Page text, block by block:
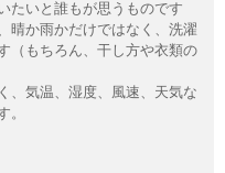
たいと誰もが思うものです
晴か雨かだけではなく、洗濯
（もちろん、干し方や衣類の
、気温、湿度、風速、天気な
。